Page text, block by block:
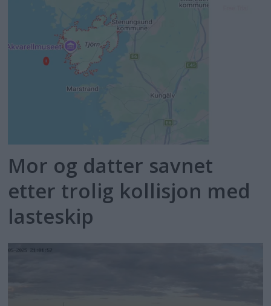
Mor og datter savnet
etter trolig kollisjon med
lasteskip